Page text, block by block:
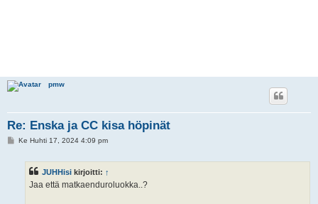
pmw
Re: Enska ja CC kisa höpinät
VKe Huhti 17, 2024 4:09 pm
JUHHisi kirjoitti: ↑
Jaa että matkaenduroluokka..?